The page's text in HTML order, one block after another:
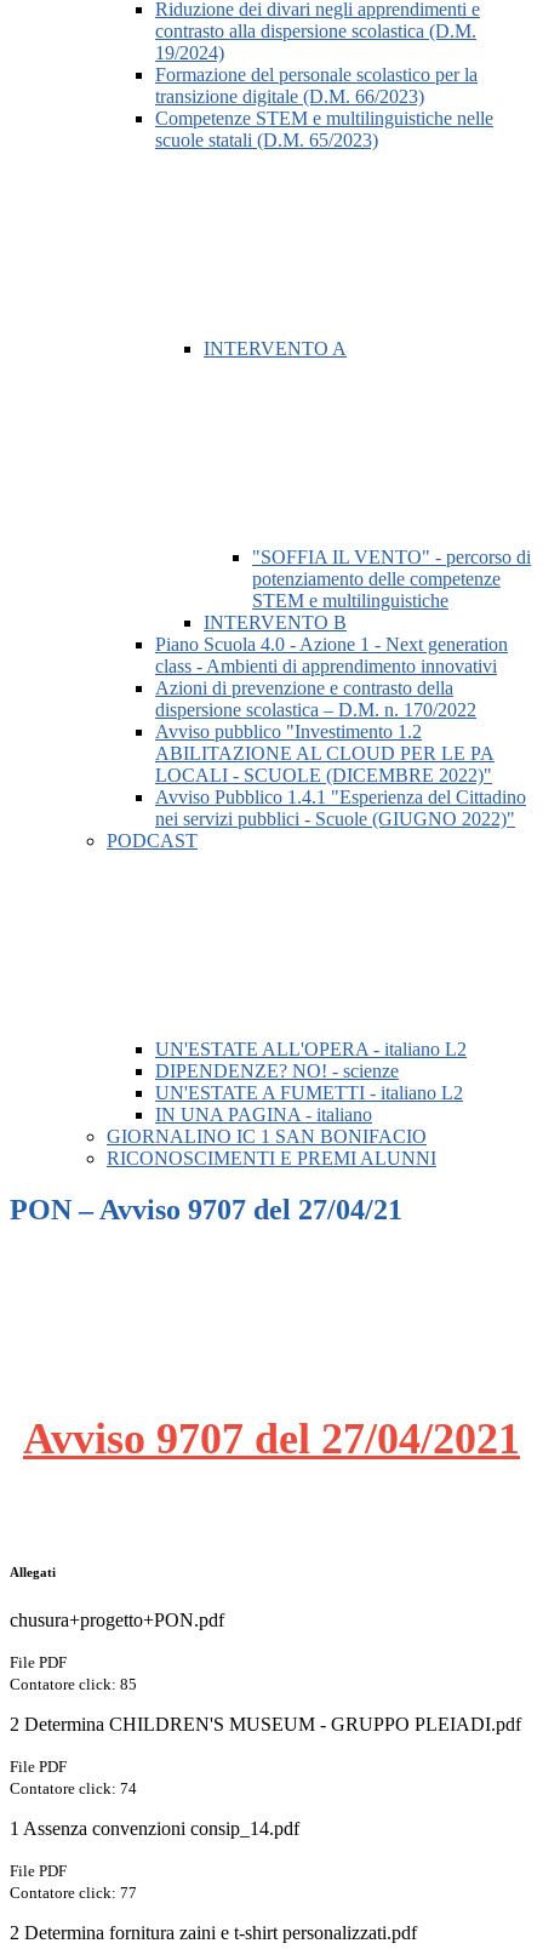
Riduzione dei divari negli apprendimenti e
contrasto alla dispersione scolastica (D.M.
19/2024)
Formazione del personale scolastico per la
transizione digitale (D.M. 66/2023)
Competenze STEM e multilinguistiche nelle
scuole statali (D.M. 65/2023)
INTERVENTO A
"SOFFIA IL VENTO" - percorso di
potenziamento delle competenze
STEM e multilinguistiche
INTERVENTO B
Piano Scuola 4.0 - Azione 1 - Next generation
class - Ambienti di apprendimento innovativi
Azioni di prevenzione e contrasto della
dispersione scolastica – D.M. n. 170/2022
Avviso pubblico "Investimento 1.2
ABILITAZIONE AL CLOUD PER LE PA
LOCALI - SCUOLE (DICEMBRE 2022)"
Avviso Pubblico 1.4.1 "Esperienza del Cittadino
nei servizi pubblici - Scuole (GIUGNO 2022)"
PODCAST
UN'ESTATE ALL'OPERA - italiano L2
DIPENDENZE? NO! - scienze
UN'ESTATE A FUMETTI - italiano L2
IN UNA PAGINA - italiano
GIORNALINO IC 1 SAN BONIFACIO
RICONOSCIMENTI E PREMI ALUNNI
PON – Avviso 9707 del 27/04/21
Avviso 9707 del 27/04/2021
Allegati
chusura+progetto+PON.pdf
File PDF
Contatore click: 85
2 Determina CHILDREN'S MUSEUM - GRUPPO PLEIADI.pdf
File PDF
Contatore click: 74
1 Assenza convenzioni consip_14.pdf
File PDF
Contatore click: 77
2 Determina fornitura zaini e t-shirt personalizzati.pdf